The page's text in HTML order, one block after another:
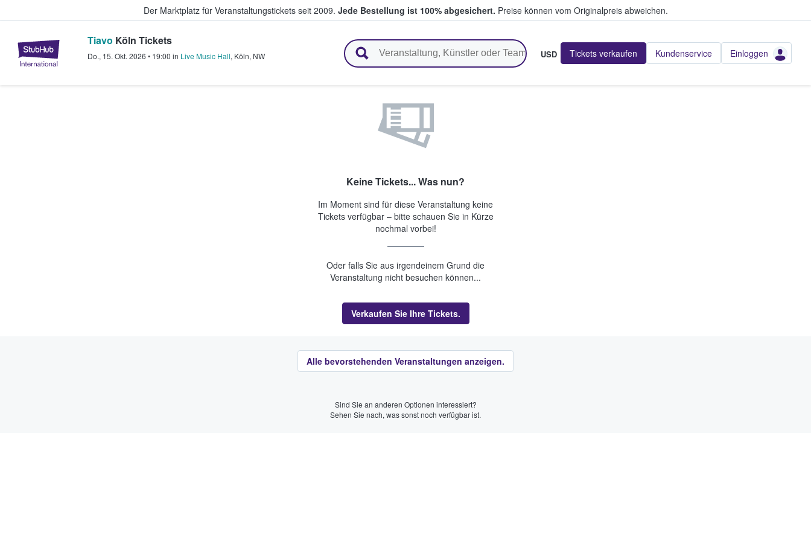
Der Marktplatz für Veranstaltungstickets seit 2009. Jede Bestellung ist 100% abgesichert. Preise können vom Originalpreis abweichen.
StubHub - Wo Fans Tickets kaufen & verkaufen
Tiavo Köln Tickets
Do., 15. Okt. 2026 • 19:00 in Live Music Hall, Köln, NW USD Tickets verkaufen Kundenservice Einloggen
Keine Tickets... Was nun?
Im Moment sind für diese Veranstaltung keine
Tickets verfügbar – bitte schauen Sie in Kürze
nochmal vorbei!
Oder falls Sie aus irgendeinem Grund die
Veranstaltung nicht besuchen können...
Verkaufen Sie Ihre Tickets.
Alle bevorstehenden Veranstaltungen anzeigen.
Sind Sie an anderen Optionen interessiert?
Sehen Sie nach, was sonst noch verfügbar ist.